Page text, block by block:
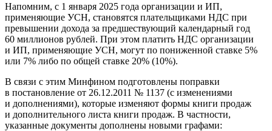
Напомним, с 1 января 2025 года организации и ИП,
применяющие УСН, становятся плательщиками НДС при
превышении дохода за предшествующий календарный год
60 миллионов рублей. При этом платить НДС организации
и ИП, применяющие УСН, могут по пониженной ставке 5%
или 7% либо по общей ставке 20% (10%).
В связи с этим Минфином подготовлены поправки
в постановление от 26.12.2011 № 1137 (с изменениями
и дополнениями), которые изменяют формы книги продаж
и дополнительного листа книги продаж. В частности,
указанные документы дополнены новыми графами: